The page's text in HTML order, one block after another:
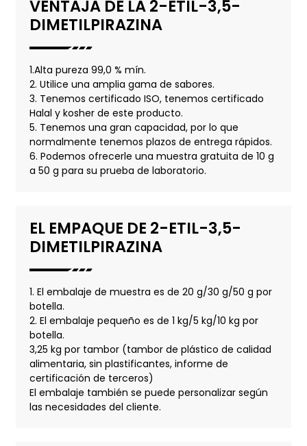
VENTAJA DE LA 2-ETIL-3,5-
DIMETILPIRAZINA
1.Alta pureza 99,0 % mín.
2. Utilice una amplia gama de sabores.
3. Tenemos certificado ISO, tenemos certificado
Halal y kosher de este producto.
5. Tenemos una gran capacidad, por lo que
normalmente tenemos plazos de entrega rápidos.
6. Podemos ofrecerle una muestra gratuita de 10 g
a 50 g para su prueba de laboratorio.
EL EMPAQUE DE 2-ETIL-3,5-
DIMETILPIRAZINA
1. El embalaje de muestra es de 20 g/30 g/50 g por
botella.
2. El embalaje pequeño es de 1 kg/5 kg/10 kg por
botella.
3,25 kg por tambor (tambor de plástico de calidad
alimentaria, sin plastificantes, informe de
certificación de terceros)
El embalaje también se puede personalizar según
las necesidades del cliente.